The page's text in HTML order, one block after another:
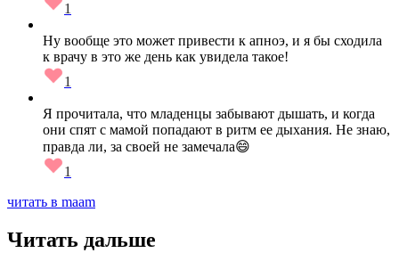
1
Ну вообще это может привести к апноэ, и я бы сходила
к врачу в это же день как увидела такое!
1
Я прочитала, что младенцы забывают дышать, и когда
они спят с мамой попадают в ритм ее дыхания. Не знаю,
правда ли, за своей не замечала😄
1
читать в maam
Читать дальше